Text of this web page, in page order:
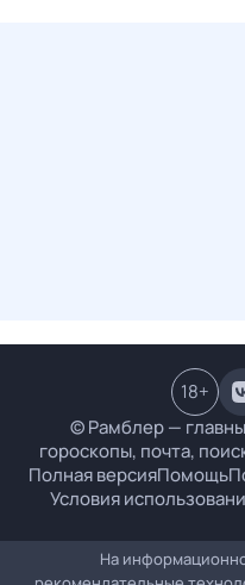
© Рамблер —
гороскопы, почта,
Полная версияПомощь
Условия
18+
На